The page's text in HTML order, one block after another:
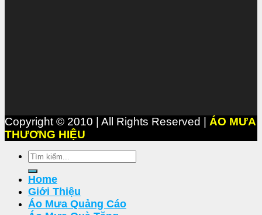
Copyright © 2010 | All Rights Reserved | ÁO MƯA
THƯƠNG HIỆU
Tìm
kiếm:
Home
Giới Thiệu
Áo Mưa Quảng Cáo